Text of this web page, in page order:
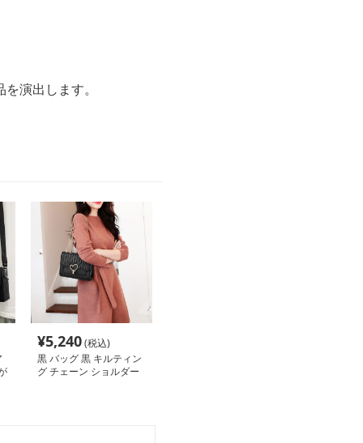
演出します。
¥5,240(税込)
黒 バッグ 黒 キルティン
グ チェーン ショルダー